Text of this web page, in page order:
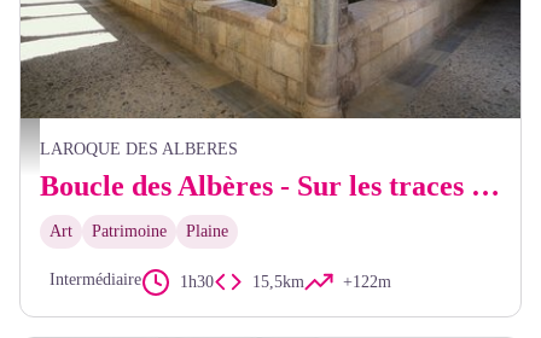
Frédéric Hédelin
LAROQUE DES ALBERES
Boucle des Albères - Sur les traces de l'art roman
Art Patrimoine Plaine
Intermédiaire 1h30 15,5km +122m